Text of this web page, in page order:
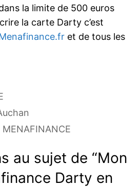
la limite de 500 euros
la carte Darty c’est
et de tous les
au sujet de “Mon
Darty en